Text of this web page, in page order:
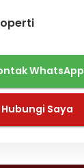
WhatsApp
Hubungi Saya